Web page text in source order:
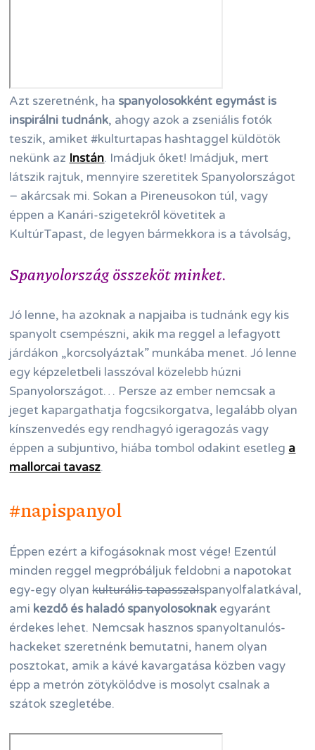
Azt szeretnénk, ha spanyolosokként egymást is
inspirálni tudnánk, ahogy azok a zseniális fotók
teszik, amiket #kulturtapas hashtaggel küldötök
nekünk az Instán. Imádjuk őket! Imádjuk, mert
látszik rajtuk, mennyire szeretitek Spanyolországot
− akárcsak mi. Sokan a Pireneusokon túl, vagy
éppen a Kanári-szigetekről követitek a
KultúrTapast, de legyen bármekkora is a távolság,
Spanyolország összeköt minket.
Jó lenne, ha azoknak a napjaiba is tudnánk egy kis
spanyolt csempészni, akik ma reggel a lefagyott
járdákon „korcsolyáztak” munkába menet. Jó lenne
egy képzeletbeli lasszóval közelebb húzni
Spanyolországot… Persze az ember nemcsak a
jeget kapargathatja fogcsikorgatva, legalább olyan
kínszenvedés egy rendhagyó igeragozás vagy
éppen a subjuntivo, hiába tombol odakint esetleg a
mallorcai tavasz.
#napispanyol
Éppen ezért a kifogásoknak most vége! Ezentúl
minden reggel megpróbáljuk feldobni a napotokat
egy-egy olyankulturális tapasszalspanyolfalatkával,
ami kezdő és haladó spanyolosoknak egyaránt
érdekes lehet. Nemcsak hasznos spanyoltanulós-
hackeket szeretnénk bemutatni, hanem olyan
posztokat, amik a kávé kavargatása közben vagy
épp a metrón zötykölődve is mosolyt csalnak a
szátok szegletébe.